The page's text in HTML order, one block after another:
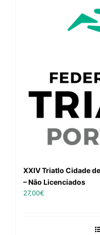
XXIV Triatlo Cidade
– Não Licenciados
27,00€